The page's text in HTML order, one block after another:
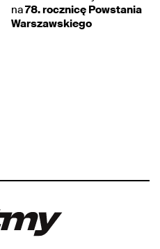
na78. rocznicę Powstania
Warszawskiego